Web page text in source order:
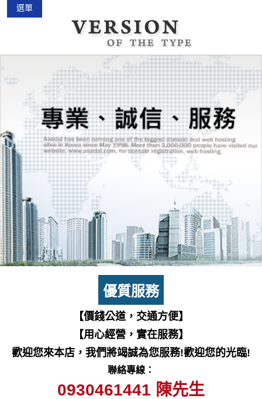
選單
優質服務
【價錢公道，交通方便】
【用心經營，實在服務】
歡迎您來本店，我們將竭誠為您服務!歡迎您的光臨!
聯絡專線：
0930461441 陳先生
2015-02-01
2018-03-16 花蓮景點2018地圖...
七星潭風景區美景介紹...
三日遊景點行程規劃景...
2018-03-12 花蓮自由行自助行程
2025-11-17 通水管後排水變快？背...